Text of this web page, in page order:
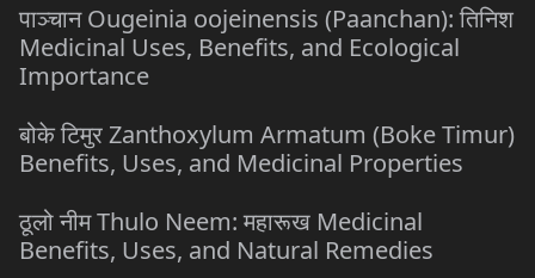
पाञ्चान Ougeinia oojeinensis (Paanchan): तिनिश
Medicinal Uses, Benefits, and Ecological
Importance
बोके टिमुर Zanthoxylum Armatum (Boke Timur)
Benefits, Uses, and Medicinal Properties
ठूलो नीम Thulo Neem: महारूख Medicinal
Benefits, Uses, and Natural Remedies